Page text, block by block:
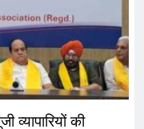
व्यापारियों की